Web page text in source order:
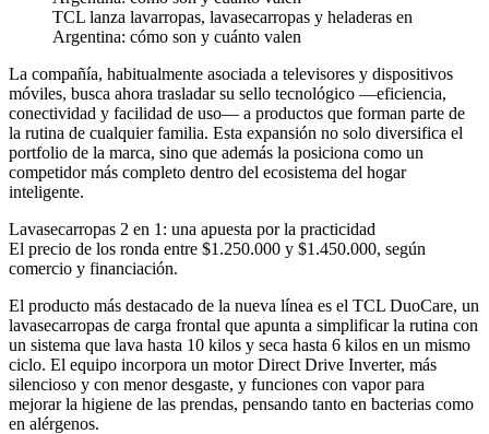
TCL lanza lavarropas, lavasecarropas y heladeras en
Argentina: cómo son y cuánto valen
La compañía, habitualmente asociada a televisores y dispositivos
móviles, busca ahora trasladar su sello tecnológico —eficiencia,
conectividad y facilidad de uso— a productos que forman parte de
la rutina de cualquier familia. Esta expansión no solo diversifica el
portfolio de la marca, sino que además la posiciona como un
competidor más completo dentro del ecosistema del hogar
inteligente.
Lavasecarropas 2 en 1: una apuesta por la practicidad
El precio de los ronda entre $1.250.000 y $1.450.000, según
comercio y financiación.
El producto más destacado de la nueva línea es el TCL DuoCare, un
lavasecarropas de carga frontal que apunta a simplificar la rutina con
un sistema que lava hasta 10 kilos y seca hasta 6 kilos en un mismo
ciclo. El equipo incorpora un motor Direct Drive Inverter, más
silencioso y con menor desgaste, y funciones con vapor para
mejorar la higiene de las prendas, pensando tanto en bacterias como
en alérgenos.